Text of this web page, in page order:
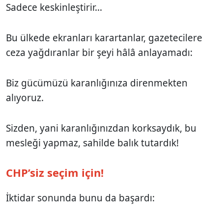
Sadece keskinleştirir...
Bu ülkede ekranları karartanlar, gazetecilere
ceza yağdıranlar bir şeyi hâlâ anlayamadı:
Biz gücümüzü karanlığınıza direnmekten
alıyoruz.
Sizden, yani karanlığınızdan korksaydık, bu
mesleği yapmaz, sahilde balık tutardık!
CHP’siz seçim için!
İktidar sonunda bunu da başardı: